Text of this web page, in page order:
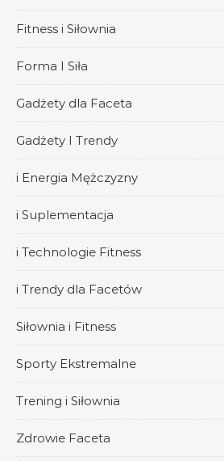
Fitness i Siłownia
Forma I Siła
Gadżety dla Faceta
Gadżety I Trendy
i Energia Mężczyzny
i Suplementacja
i Technologie Fitness
i Trendy dla Facetów
Siłownia i Fitness
Sporty Ekstremalne
Trening i Siłownia
Zdrowie Faceta